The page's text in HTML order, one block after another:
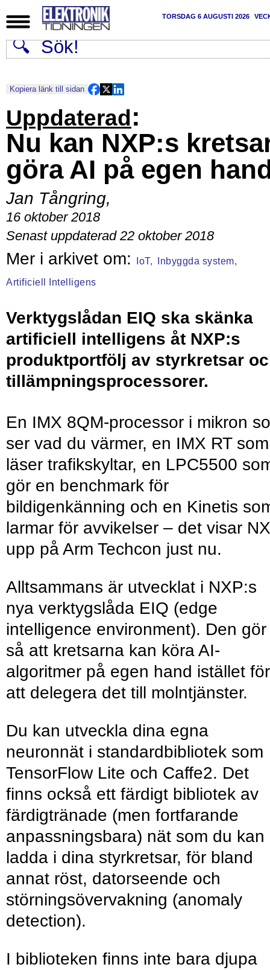
TORSDAG 6 AUGUSTI 2026
Kopiera länk till sidan
Uppdaterad:
Nu kan NXP:s
göra AI på egen
Jan Tångring,
16 oktober 2018
Senast uppdaterad 22 oktober 2018
IoT, Inbyggda system,
Artificiell Intelligens
Verktygslådan EIQ ska skänka
artificiell intelligens åt NXP:s
produktportfölj av styrkretsar
tillämpningsprocessorer.
En IMX 8QM-processor i mikron
ser vad du värmer, en IMX RT som
läser trafikskyltar, en LPC5500
gör en benchmark för
bildigenkänning och en Kinetis
larmar för avvikelser – det visar
upp på Arm Techcon just nu.
Alltsammans är utvecklat i NXP:s
nya verktygslåda EIQ (edge
intelligence environment). Den gör
så att kretsarna kan köra AI-
algoritmer på egen hand istället för
att delegera det till molntjänster.
Du kan utveckla dina egna
neuronnät i standardbibliotek som
TensorFlow Lite och Caffe2. Det
finns också ett färdigt bibliotek av
färdigtränade (men fortfarande
anpassningsbara) nät som du kan
ladda i dina styrkretsar, för bland
annat röst, datorseende och
störningsövervakning (anomaly
detection).
I biblioteken finns inte bara djupa